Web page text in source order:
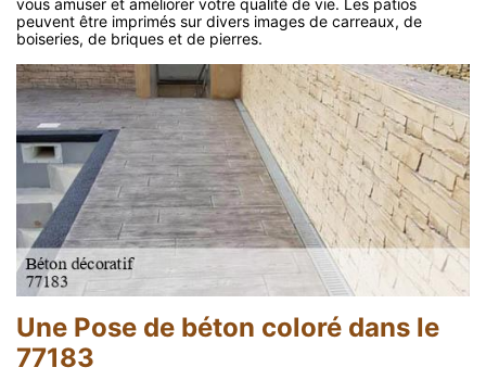
vous amuser et améliorer votre qualité de vie. Les patios
peuvent être imprimés sur divers images de carreaux, de
boiseries, de briques et de pierres.
Une Pose de béton coloré dans le
77183